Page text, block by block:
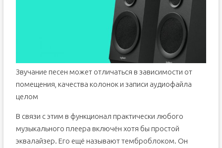
Звучание песен может отличаться в зависимости от
помещения, качества колонок и записи аудиофайла
целом
В связи с этим в функционал практически любого
музыкального плеера включён хотя бы простой
эквалайзер. Его ещё называют темброблоком. Он